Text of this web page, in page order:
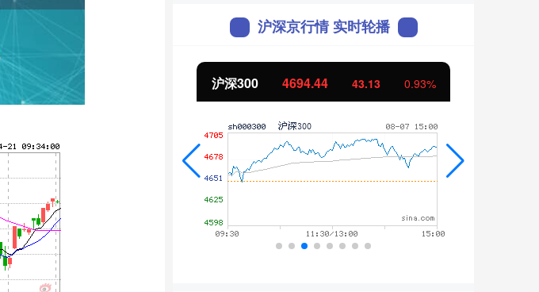
沪深京行情 实时轮播
200.89 沪深300 4694.44 43.13 0.93%